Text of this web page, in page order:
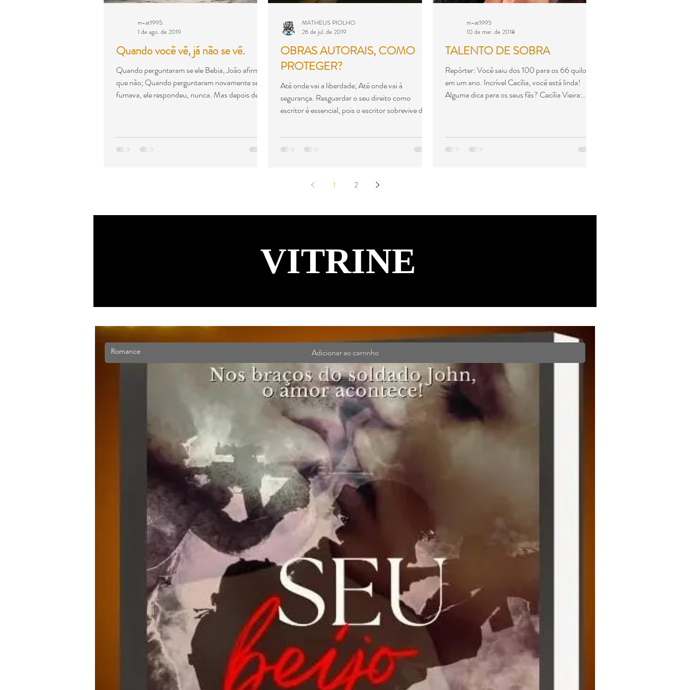
Quando você vê, já não se vê.
Quando perguntaram se ele Bebia, João afirmou
que não; Quando perguntaram novamente se ele
fumava, ele respondeu, nunca. Mas depois de
m-at1995
1 de ago. de 2019
OBRAS AUTORAIS, COMO
PROTEGER?
Até onde vai a liberdade; Até onde vai à
segurança. Resguardar o seu direito como
escritor é essencial, pois o escritor sobrevive da...
MATHEUS PIOLHO
26 de jul. de 2019
TALENTO DE SOBRA
Repórter: Você saiu dos 100 para os 66 quilos
em um ano. Incrível Cecília, você está linda!
Alguma dica para os seus fãs? Cecília Vieira:...
m-at1995
10 de mar. de 2018
1 2
VITRINE
Adicionar ao carrinho
Romance